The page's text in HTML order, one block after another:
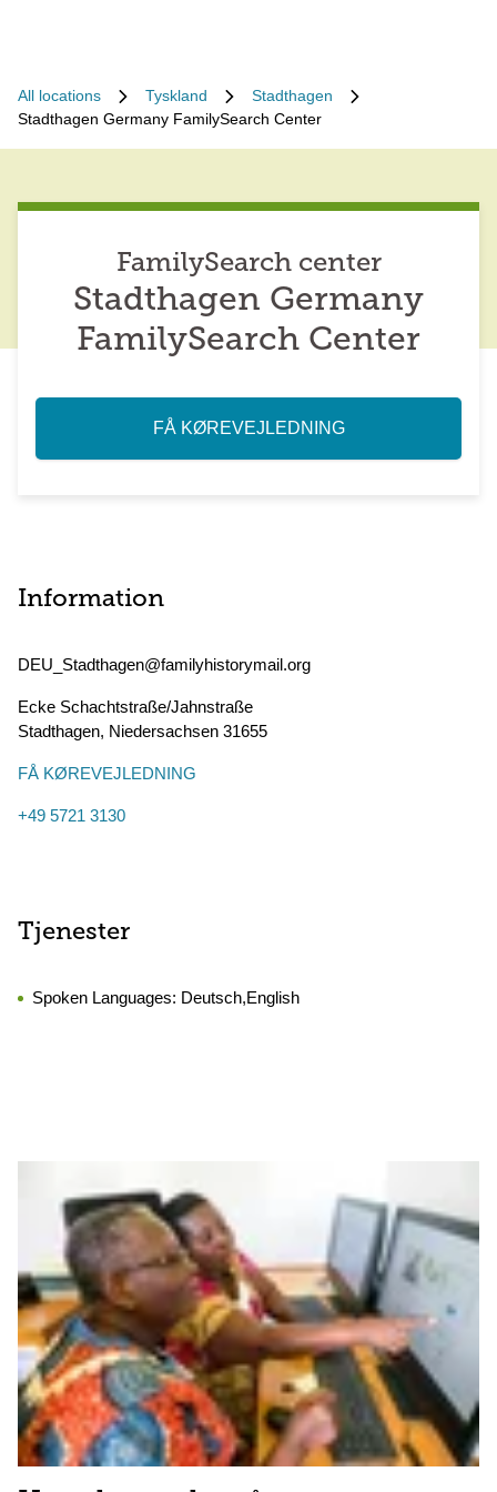
All locations Tyskland
Stadthagen
Stadthagen Germany FamilySearch Center
FamilySearch center
Stadthagen Germany
FamilySearch Center
FÅ KØREVEJLEDNING
Information
DEU_Stadthagen@familyhistorymail.org
Ecke Schachtstraße/Jahnstraße
Stadthagen, Niedersachsen 31655
FÅ KØREVEJLEDNING
+49 5721 3130
Tjenester
Spoken Languages: Deutsch,English